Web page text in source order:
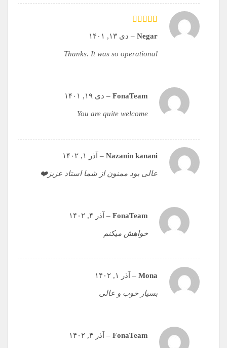
Negar
– دی ۱۳, ۱۴۰۱
Thanks. It was so operational
FonaTeam
– دی ۱۹, ۱۴۰۱
You are quite welcome
Nazanin kanani
– آذر ۱, ۱۴۰۲
عالی بود ممنون از شما استاد عزیز❤️
FonaTeam
– آذر ۴, ۱۴۰۲
خواهش میکنم
Mona
– آذر ۱, ۱۴۰۲
بسیار خوب و عالی
FonaTeam
– آذر ۴, ۱۴۰۲